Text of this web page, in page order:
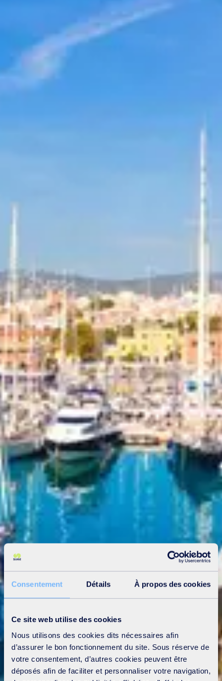
Consentement Détails À propos des cookies
Ce site web utilise des cookies
Nous utilisons des cookies dits nécessaires afin
d’assurer le bon fonctionnement du site. Sous réserve de
votre consentement, d’autres cookies peuvent être
déposés afin de faciliter et personnaliser votre navigation,